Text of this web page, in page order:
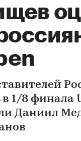
1/8 финала
Даниил